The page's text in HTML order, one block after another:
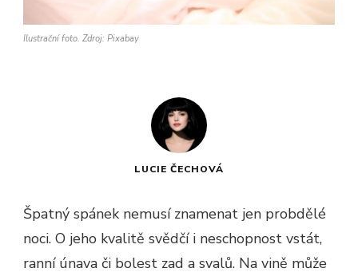
Ilustrační foto. Zdroj: Pixabay
LUCIE ČECHOVÁ
Špatný spánek nemusí znamenat jen probdělé
noci. O jeho kvalitě svědčí i neschopnost vstát,
ranní únava či bolest zad a svalů. Na vině může